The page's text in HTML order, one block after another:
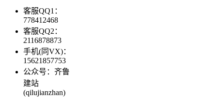
客服QQ1：
778412468
客服QQ2：
2116878873
手机(同VX)：
15621857753
公众号：齐鲁
建站
(qilujianzhan)